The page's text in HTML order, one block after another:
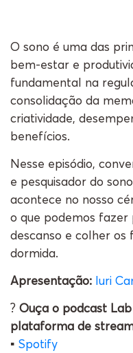
O sono é uma das
bem-estar e
fundamental na
consolidação da
criatividade,
benefícios.
Nesse episódio,
e pesquisador do
acontece no nosso
o que podemos fazer
descanso e colher
dormida.
Apresentação: Iuri
? Ouça o podcast
plataforma de
▪️ Spotify